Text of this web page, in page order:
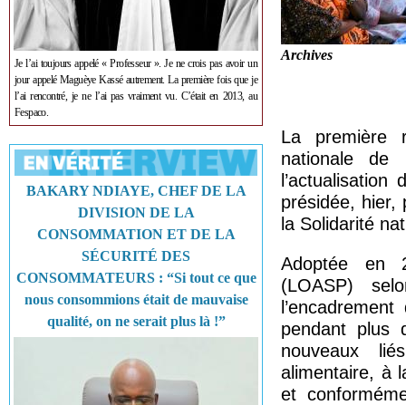
Je l’ai toujours appelé « Professeur ». Je ne crois pas avoir un
jour appelé Maguèye Kassé autrement. La première fois que je
l’ai rencontré, je ne l’ai pas vraiment vu. C’était en 2013, au
Fespaco.
BAKARY NDIAYE, CHEF DE LA
DIVISION DE LA
CONSOMMATION ET DE LA
SÉCURITÉ DES
CONSOMMATEURS : “Si tout ce que
nous consommions était de mauvaise
qualité, on ne serait plus là !”
Archives
La première
nationale de
présidée, hier,
la Solidarité
Adoptée en
(LOASP)
pendant plus
nouveaux
alimentaire, à
et